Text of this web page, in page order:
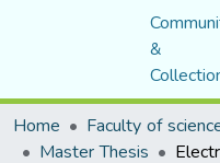
&
Home
Faculty of
Master Thesis